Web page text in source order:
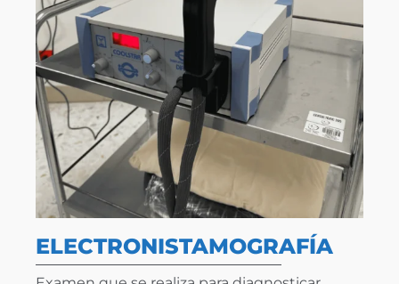
ELECTRONISTAMOGRAFÍA